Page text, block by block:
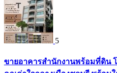
5
ขายอาคารสำนักงานพร้อมที่ดิน